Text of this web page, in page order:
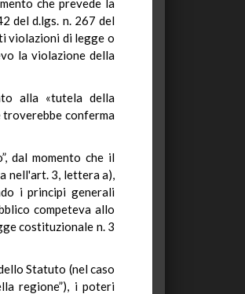
che prevede la
del d.lgs. n. 267 del
violazioni di legge o
la violazione della
alla «tutela della
troverebbe conferma
dal momento che il
nell'art. 3, lettera a),
i principi generali
competeva allo
costituzionale n. 3
Statuto (nel caso
regione”), i poteri